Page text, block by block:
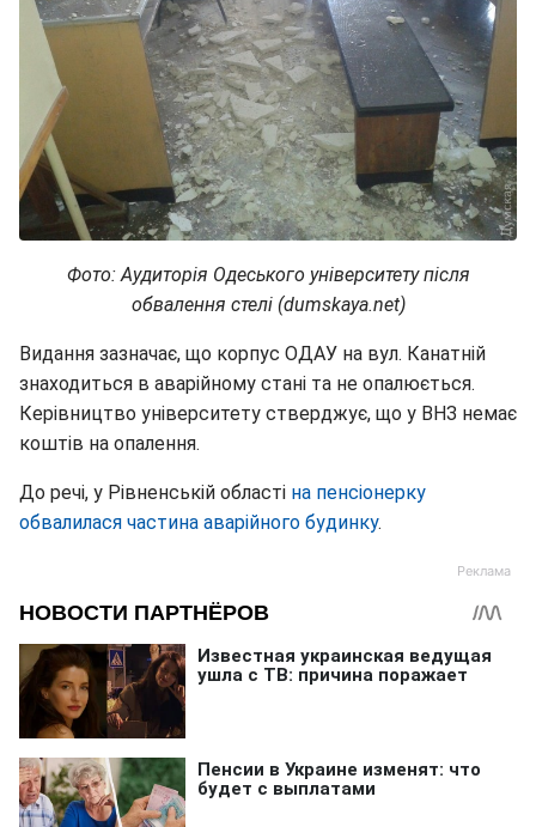
Фото: Аудиторія Одеського університету після
обвалення стелі (dumskaya.net)
Видання зазначає, що корпус ОДАУ на вул. Канатній
знаходиться в аварійному стані та не опалюється.
Керівництво університету стверджує, що у ВНЗ немає
коштів на опалення.
До речі, у Рівненській області на пенсіонерку
обвалилася частина аварійного будинку.